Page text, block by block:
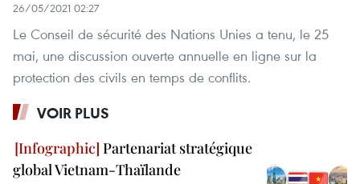
26/05/2021 02:27
Le Conseil de sécurité des Nations Unies a tenu, le 25
mai, une discussion ouverte annuelle en ligne sur la
protection des civils en temps de conflits.
VOIR PLUS
Partenariat stratégique
global Vietnam-Thaïlande